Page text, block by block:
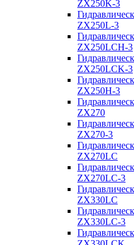
ZX250K-3
ZX250L-3
ZX250LCH-3
ZX250LCK-3
ZX250Н-3
ZX270
ZX270-3
ZX270LC
ZX270LC-3
ZX330LC
ZX330LC-3